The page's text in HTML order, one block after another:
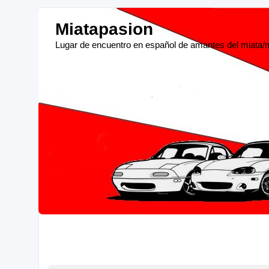
Miatapasion
Lugar de encuentro en español de amantes del miata/